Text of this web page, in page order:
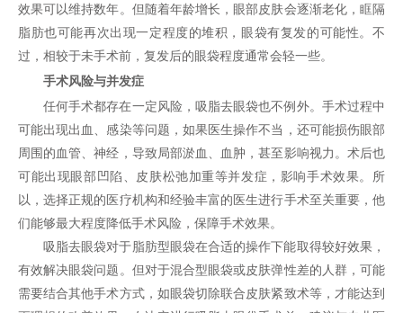
效果可以维持数年。但随着年龄增长，眼部皮肤会逐渐老化，眶隔
脂肪也可能再次出现一定程度的堆积，眼袋有复发的可能性。不
过，相较于未手术前，复发后的眼袋程度通常会轻一些。
手术风险与并发症
任何手术都存在一定风险，吸脂去眼袋也不例外。手术过程中
可能出现出血、感染等问题，如果医生操作不当，还可能损伤眼部
周围的血管、神经，导致局部淤血、血肿，甚至影响视力。术后也
可能出现眼部凹陷、皮肤松弛加重等并发症，影响手术效果。所
以，选择正规的医疗机构和经验丰富的医生进行手术至关重要，他
们能够最大程度降低手术风险，保障手术效果。
吸脂去眼袋对于脂肪型眼袋在合适的操作下能取得较好效果，
有效解决眼袋问题。但对于混合型眼袋或皮肤弹性差的人群，可能
需要结合其他手术方式，如眼袋切除联合皮肤紧致术等，才能达到